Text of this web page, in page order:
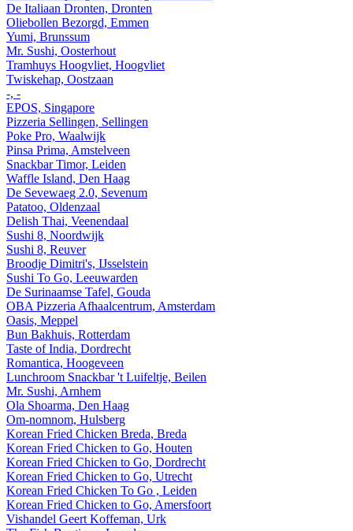
De Italiaan Dronten, Dronten
Oliebollen Bezorgd, Emmen
Yumi, Brunssum
Mr. Sushi, Oosterhout
Tramhuys Hoogvliet, Hoogvliet
Twiskehap, Oostzaan
-, -
EPOS, Singapore
Pizzeria Sellingen, Sellingen
Poke Pro, Waalwijk
Pinsa Prima, Amstelveen
Snackbar Timor, Leiden
Waffle Island, Den Haag
De Sevewaeg 2.0, Sevenum
Patatoo, Oldenzaal
Delish Thai, Veenendaal
Sushi 8, Noordwijk
Sushi 8, Reuver
Broodje Dimitri's, IJsselstein
Sushi To Go, Leeuwarden
De Surinaamse Tafel, Gouda
OBA Pizzeria Afhaalcentrum, Amsterdam
Oasis, Meppel
Bun Bakhuis, Rotterdam
Taste of India, Dordrecht
Romantica, Hoogeveen
Lunchroom Snackbar 't Luifeltje, Beilen
Mr. Sushi, Arnhem
Ola Shoarma, Den Haag
Om-nomnom, Hulsberg
Korean Fried Chicken Breda, Breda
Korean Fried Chicken to Go, Houten
Korean Fried Chicken to Go, Dordrecht
Korean Fried Chicken to Go, Utrecht
Korean Fried Chicken To Go , Leiden
Korean Fried Chicken to Go, Amersfoort
Vishandel Geert Koffeman, Urk